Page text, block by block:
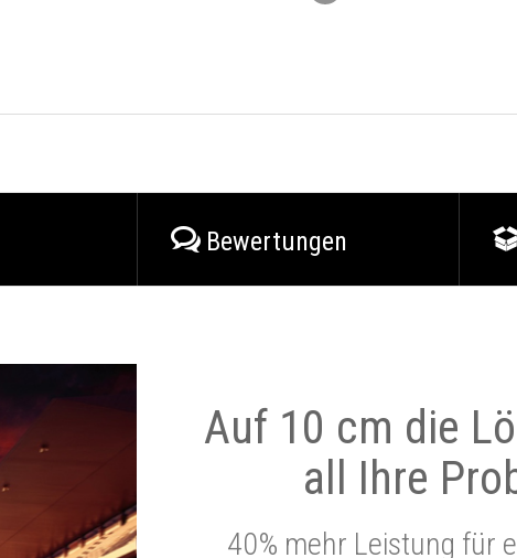
Bewertungen
Auf 10 cm die
all Ihre
40% mehr Leistung für